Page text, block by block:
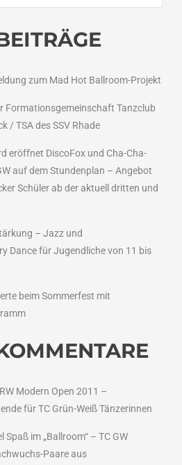
zum Mad Hot Ballroom-Projekt
Formationsgemeinschaft Tanzclub
/ TSA des SSV Rhade
eröffnet DiscoFox und Cha-Cha-
auf dem Stundenplan – Angebot
Schüler ab der aktuell dritten und
– Jazz und
Dance für Jugendliche von 11 bis
beim Sommerfest mit
Modern Open 2011 –
für TC Grün-Weiß Tänzerinnen
Spaß im „Ballroom“ – TC GW
Paare aus